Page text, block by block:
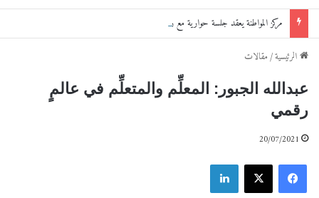
مركز المواطنة يعقد جلسة حوارية مع رئيس الوزراء الأردني الأسبق د.عمر الرزاز
الرئيسية/مقالات
عبدالله الجبور: المعلِّم والمتعلِّم في عالمٍ
رقمي
20/07/2021
فيسبوك X لينكدإن